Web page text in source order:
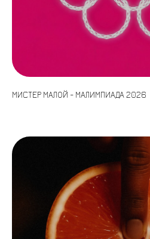
МИСТЕР МАЛОЙ - МАЛИМПИАДА 2026